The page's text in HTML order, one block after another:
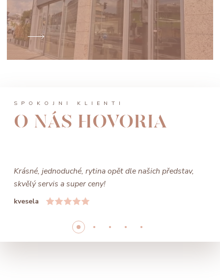
SPOKOJNÍ KLIENTI
O NÁS HOVORIA
Krásné, jednoduché, rytina opět dle našich představ,
skvělý servis a super ceny!
kvesela